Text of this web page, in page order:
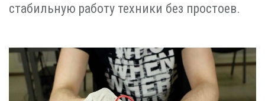
стабильную работу техники без простоев.